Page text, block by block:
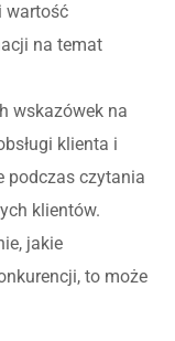
wartość
na temat
wskazówek na
klienta i
podczas czytania
klientów.
jakie
to może